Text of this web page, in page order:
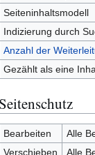
Seiteninhaltsmodell
Indizierung durch
Anzahl der
Gezählt als eine
Seitenschutz
Bearbeiten
Alle
Verschieben
Alle